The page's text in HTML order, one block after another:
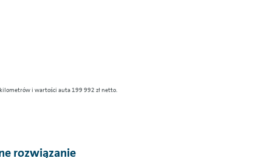
i wartości auta 199 992 zł netto.
rozwiązanie